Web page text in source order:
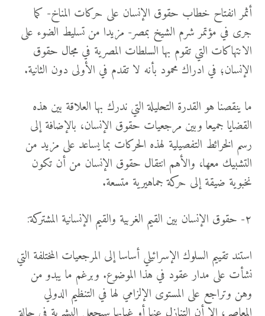
أثمر انفتاح خطاب حقوق الإنسان على حركات المناخ- كما
جرى في مؤتمر شرم الشيخ بمصر- مزيدا من تسليط الضوء على
الانتهاكات التي تقوم بها السلطات المصرية في مجال حقوق
الإنسان؛ في ادراك محمود بأنه لا تقدم في الأولى دون الثانية.
ما ينقصنا هو القدرة التحليلة التي ندرك بها العلاقة بين هذه
القضايا جميعا وبين مرجعيات حقوق الإنسان، بالإضافة إلى
رسم الخرائط التفصيلية لهذه الحركات بما يساعد على مزيد من
التشبيك معها، والأهم انتقال حقوق الإنسان من أن تكون
نخبوية ضيقة إلى حركة جماهيرية متسعة.
٢- حقوق الإنسان بين القيم الغربية والقيم الإنسانية المشتركة:
استند تقييم السلوك الإسرائيلي أساسا إلى المرجعيات المختلفة التي
نشأت على مدار عقود في هذا الموضوع. وبرغم ما يبدو من
وهن وتراجع على المستوى الإلزامي لها في التنظيم الدولي